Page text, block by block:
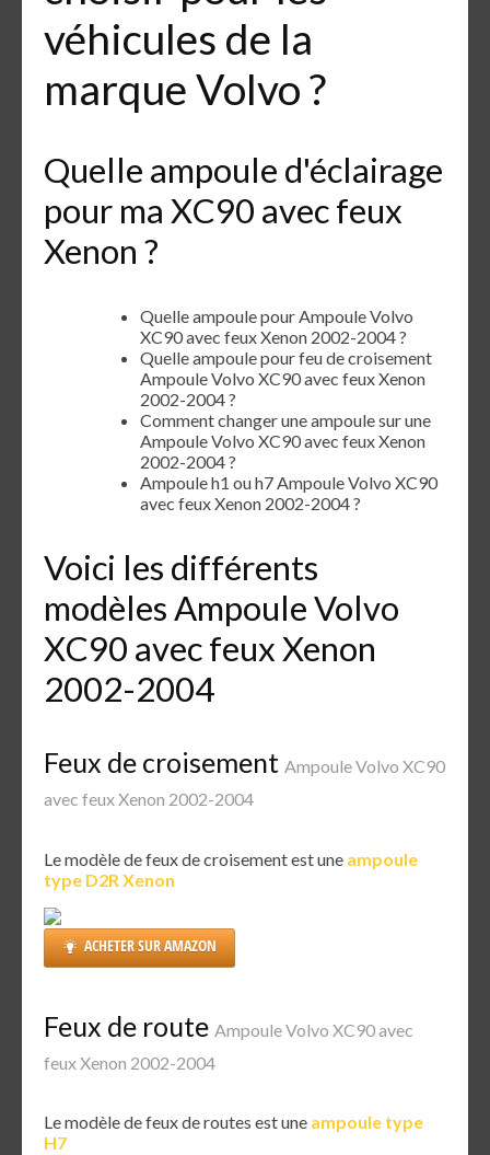
véhicules de la
marque Volvo ?
Quelle ampoule d'éclairage
pour ma XC90 avec feux
Xenon ?
Quelle ampoule pour Ampoule Volvo
XC90 avec feux Xenon 2002-2004 ?
Quelle ampoule pour feu de croisement
Ampoule Volvo XC90 avec feux Xenon
2002-2004 ?
Comment changer une ampoule sur une
Ampoule Volvo XC90 avec feux Xenon
2002-2004 ?
Ampoule h1 ou h7 Ampoule Volvo XC90
avec feux Xenon 2002-2004 ?
Voici les différents
modèles Ampoule Volvo
XC90 avec feux Xenon
2002-2004
Feux de croisement Ampoule Volvo XC90
avec feux Xenon 2002-2004
Le modèle de feux de croisement est une ampoule
type D2R Xenon
ACHETER SUR AMAZON
Feux de route Ampoule Volvo XC90 avec
feux Xenon 2002-2004
Le modèle de feux de routes est une ampoule type
H7